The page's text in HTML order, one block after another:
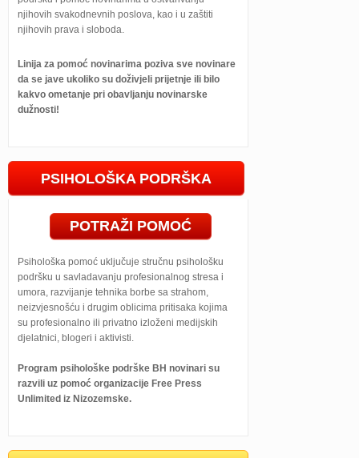
njihovih svakodnevnih poslova, kao i u zaštiti
njihovih prava i sloboda.
Linija za pomoć novinarima poziva sve novinare
da se jave ukoliko su doživjeli prijetnje ili bilo
kakvo ometanje pri obavljanju novinarske
dužnosti!
PSIHOLOŠKA PODRŠKA
POTRAŽI POMOĆ
Psihološka pomoć uključuje stručnu psihološku
podršku u savladavanju profesionalnog stresa i
umora, razvijanje tehnika borbe sa strahom,
neizvjesnošću i drugim oblicima pritisaka kojima
su profesionalno ili privatno izloženi medijskih
djelatnici, blogeri i aktivisti.
Program psihološke podrške BH novinari su
razvili uz pomoć organizacije Free Press
Unlimited iz Nizozemske.